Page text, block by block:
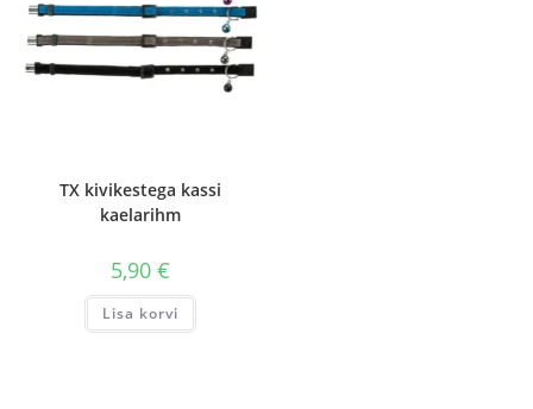
TX kivikestega kassi
kaelarihm
5,90€
Lisa korvi